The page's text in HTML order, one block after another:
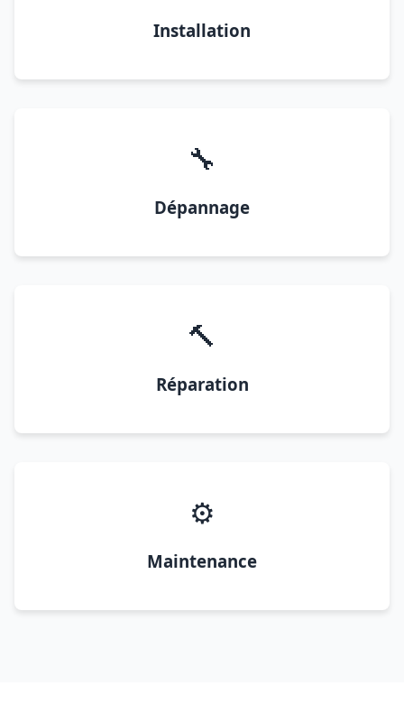
Installation
🔧
Dépannage
🔨
Réparation
⚙️
Maintenance